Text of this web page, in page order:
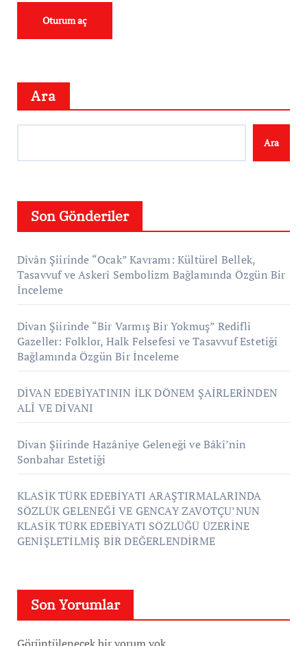
Ara
Ara
Son Gönderiler
Dîvân Şiirinde “Ocak” Kavramı: Kültürel Bellek,
Tasavvuf ve Askerî Sembolizm Bağlamında Özgün Bir
İnceleme
Divan Şiirinde “Bir Varmış Bir Yokmuş” Redifli
Gazeller: Folklor, Halk Felsefesi ve Tasavvuf Estetiği
Bağlamında Özgün Bir İnceleme
DİVAN EDEBİYATININ İLK DÖNEM ŞAİRLERİNDEN
ALÎ VE DİVANI
Divan Şiirinde Hazâniye Geleneği ve Bâkî’nin
Sonbahar Estetiği
KLASİK TÜRK EDEBİYATI ARAŞTIRMALARINDA
SÖZLÜK GELENEĞİ VE GENCAY ZAVOTÇU’NUN
KLASİK TÜRK EDEBİYATI SÖZLÜĞÜ ÜZERİNE
GENİŞLETİLMİŞ BİR DEĞERLENDİRME
Son Yorumlar